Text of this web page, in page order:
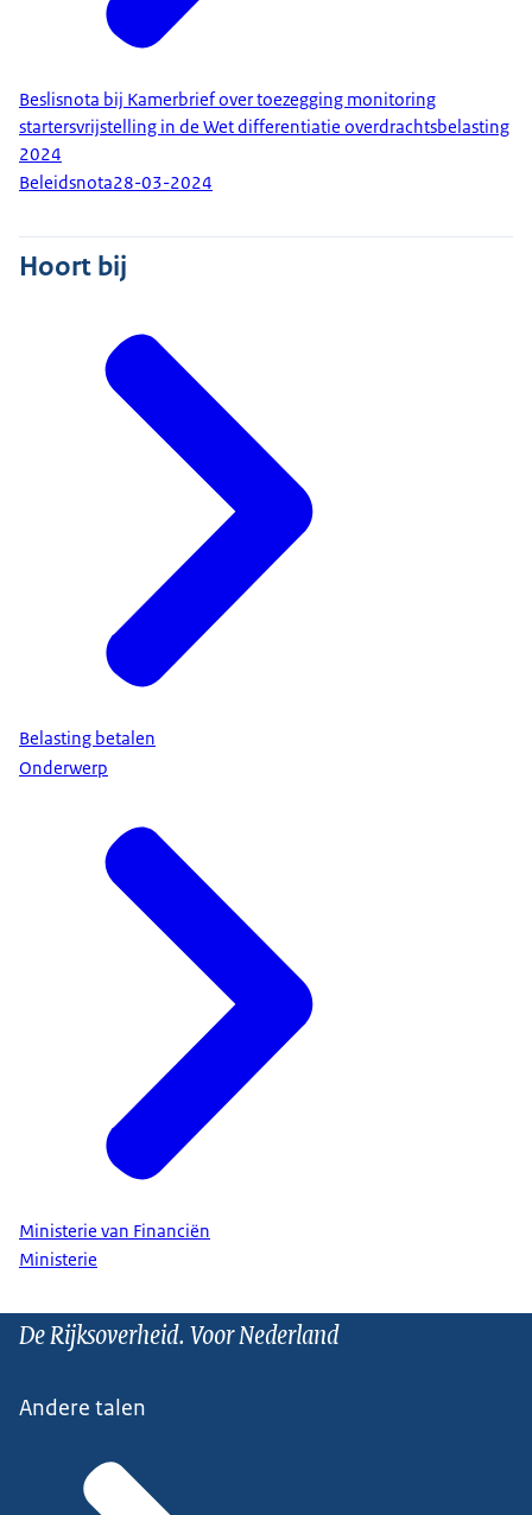
Beslisnota bij Kamerbrief over toezegging monitoring
startersvrijstelling in de Wet differentiatie overdrachtsbelasting
2024
Beleidsnota28-03-2024
Hoort bij
Belasting betalen
Onderwerp
Ministerie van Financiën
Ministerie
De Rijksoverheid. Voor Nederland
Andere talen